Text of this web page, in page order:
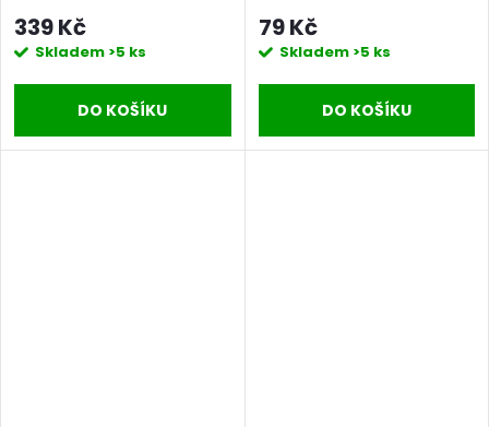
/SS350 | S100X20/D
339 Kč
Skladem >5 ks
DO KOŠÍKU
S100X3.2
79 Kč
Skladem >5 ks
DO KOŠÍKU